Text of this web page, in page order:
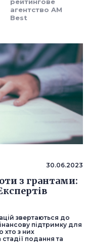
агентство AM
Best
30.06.2023
з грантами:
звертаються до
підтримку для
хто з них
подання та